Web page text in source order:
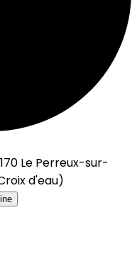
Le Perreux-sur-
d'eau)